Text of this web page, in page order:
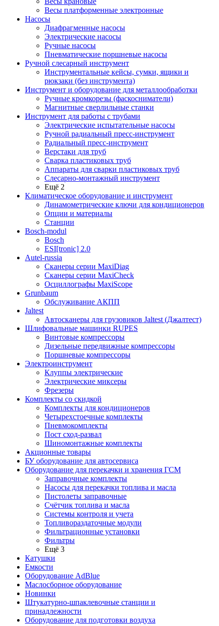
Весы платформенные электронные
Насосы
Диафрагменные насосы
Электрические насосы
Ручные насосы
Пневматические поршневые насосы
Ручной слесарный инструмент
Инструментальные кейсы, сумки, ящики и
рюкзаки (без инструмента)
Инструмент и оборудование для металлообработки
Ручные кромкорезы (фаскосниматели)
Магнитные сверлильные станки
Инструмент для работы с трубами
Электрические испытательные насосы
Ручной радиальный пресс-инструмент
Радиальный пресс-инструмент
Верстаки для труб
Сварка пластиковых труб
Аппараты для сварки пластиковых труб
Слесарно-монтажный инструмент
Ещё 2
Климатическое оборудование и инструмент
Динамометрические ключи для кондиционеров
Опции и материалы
Станции
Bosch-modul
Bosch
ESI[tronic] 2.0
Autel-russia
Сканеры серии MaxiDiag
Сканеры серии MaxiCheck
Осциллографы MaxiScope
Grunbaum
Обслуживание АКПП
Jaltest
Автосканеры для грузовиков Jaltest (Джалтест)
Шлифовальные машинки RUPES
Винтовые компрессоры
Дизельные передвижные компрессоры
Поршневые компрессоры
Электроинструмент
Клуппы электрические
Электрические миксеры
Фрезеры
Комплекты со скидкой
Комплекты для кондиционеров
Четырехстоечные комплекты
Пневмокомплекты
Пост сход-развал
Шиномонтажные комплекты
Акционные товары
БУ оборудование для автосервиса
Оборудование для перекачки и хранения ГСМ
Заправочные комплекты
Насосы для перекачки топлива и масла
Пистолеты заправочные
Счётчик топлива и масла
Системы контроля и учета
Топливораздаточные модули
Фильтрационные установки
Фильтры
Ещё 3
Катушки
Емкости
Оборудование AdBlue
Маслосборное оборудование
Новинки
Штукатурно-шпаклевочные станции и
принадлежности
Оборудование для подготовки воздуха